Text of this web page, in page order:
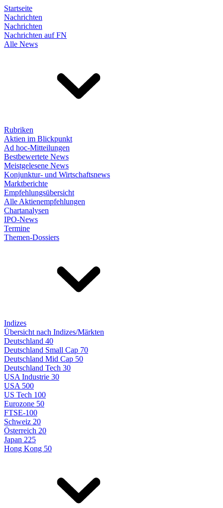
Startseite
Nachrichten
Nachrichten
Nachrichten auf FN
Alle News
Rubriken
Aktien im Blickpunkt
Ad hoc-Mitteilungen
Bestbewertete News
Meistgelesene News
Konjunktur- und Wirtschaftsnews
Marktberichte
Empfehlungsübersicht
Alle Aktienempfehlungen
Chartanalysen
IPO-News
Termine
Themen-Dossiers
Indizes
Übersicht nach Indizes/Märkten
Deutschland 40
Deutschland Small Cap 70
Deutschland Mid Cap 50
Deutschland Tech 30
USA Industrie 30
USA 500
US Tech 100
Eurozone 50
FTSE-100
Schweiz 20
Österreich 20
Japan 225
Hong Kong 50